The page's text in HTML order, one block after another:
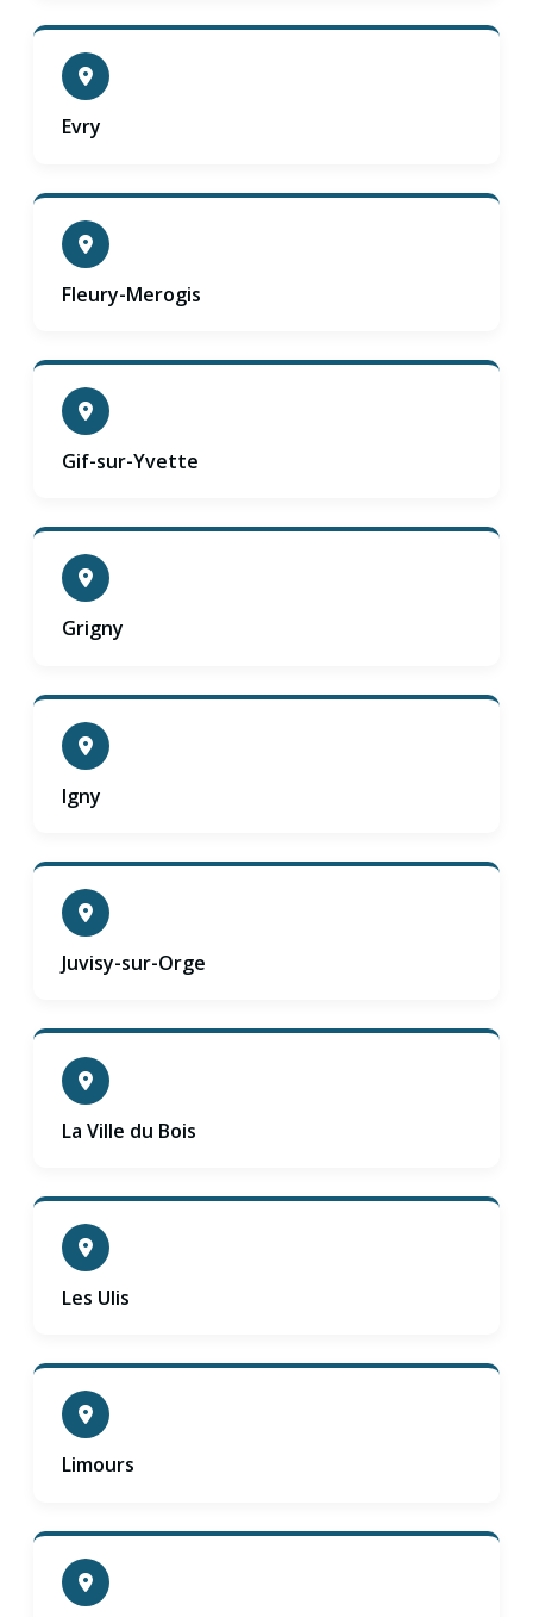
Evry
Fleury-Merogis
Gif-sur-Yvette
Grigny
Igny
Juvisy-sur-Orge
La Ville du Bois
Les Ulis
Limours